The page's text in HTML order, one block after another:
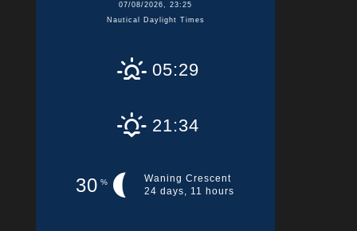
07/08/2026, 23:25
Nautical Daylight Times
05:29
21:34
30 %
Waning Crescent
24 days, 11 hours